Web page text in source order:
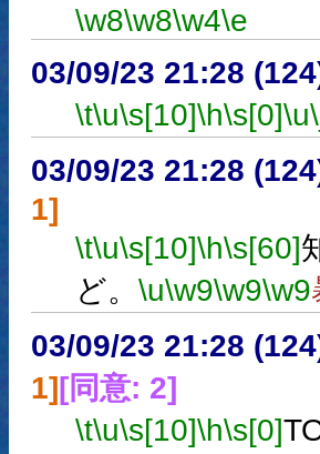
\w8\w8\w4\e
03/09/23 21:28
\t\u\s[10]\h\s[0]\u
03/09/23 21:28
1]
\t\u\s[10]\h\s[60]
ど。 \u\w9\w9\w9
03/09/23 21:28
1] [同意: 2]
\t\u\s[10]\h\s[0]